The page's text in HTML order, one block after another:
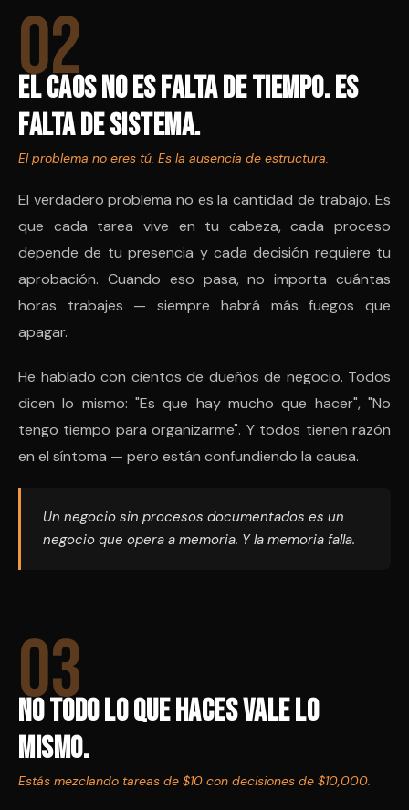
02
El caos no es falta de tiempo. Es
falta de sistema.
El problema no eres tú. Es la ausencia de estructura.
El verdadero problema no es la cantidad de trabajo. Es
que cada tarea vive en tu cabeza, cada proceso
depende de tu presencia y cada decisión requiere tu
aprobación. Cuando eso pasa, no importa cuántas
horas trabajes — siempre habrá más fuegos que
apagar.
He hablado con cientos de dueños de negocio. Todos
dicen lo mismo: "Es que hay mucho que hacer", "No
tengo tiempo para organizarme". Y todos tienen razón
en el síntoma — pero están confundiendo la causa.
Un negocio sin procesos documentados es un
negocio que opera a memoria. Y la memoria falla.
03
No todo lo que haces vale lo
mismo.
Estás mezclando tareas de $10 con decisiones de $10,000.